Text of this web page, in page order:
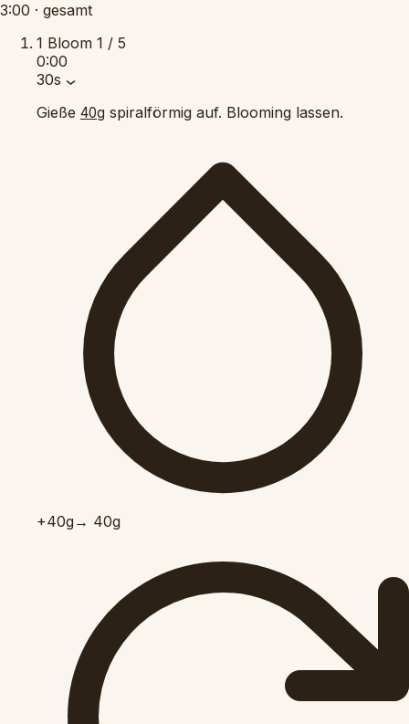
3:00 · gesamt
1 Bloom 1 / 5
0:00
30s
Gieße 40g spiralförmig auf. Blooming lassen.
+40g→ 40g